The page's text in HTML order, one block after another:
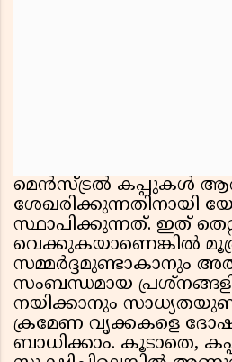
മെൻസ്ട്രൽ കപ്പുകൾ
ശേഖരിക്കുന്നതിനായി
സ്ഥാപിക്കുന്നത്. ഇത്
വെക്കുകയാണെങ്കിൽ
സമ്മർദ്ദമുണ്ടാകാനും
സംബന്ധമായ
നയിക്കാനും
ക്രമേണ വൃക്കകളെ
ബാധിക്കാം. കൂടാതെ,